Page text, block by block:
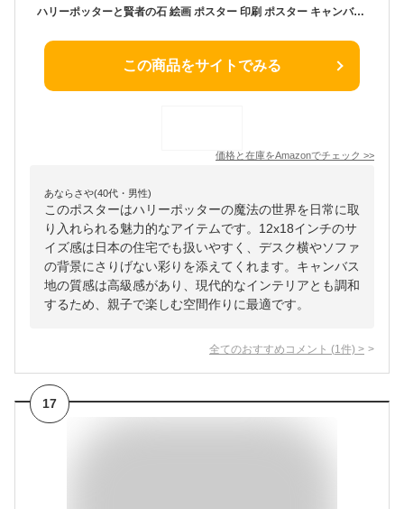
ハリーポッターと賢者の石 絵画 ポスター 印刷 ポスター キャンバス ウォールアート 画像 絵画 現代 芸術 壁の絵 け ソファの背景絵画12x18inch(30x45cm)
この商品をサイトでみる
価格と在庫をAmazonでチェック >>
あならさや(40代・男性)
このポスターはハリーポッターの魔法の世界を日常に取
り入れられる魅力的なアイテムです。12x18インチのサ
イズ感は日本の住宅でも扱いやすく、デスク横やソファ
の背景にさりげない彩りを添えてくれます。キャンバス
地の質感は高級感があり、現代的なインテリアとも調和
するため、親子で楽しむ空間作りに最適です。
全てのおすすめコメント (1 件) >
17